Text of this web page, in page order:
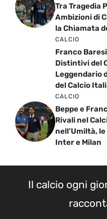
Tra Tragedia
Ambizioni di
la Chiamata
CALCIO
Franco
Distintivi del
Leggendario
del Calcio
CALCIO
Beppe e
Rivali nel
nell’Umiltà,
Inter e Milan
Il calcio ogni